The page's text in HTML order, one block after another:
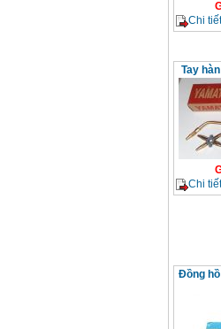
Chi tiết
Tay
Chi tiết
Đồng